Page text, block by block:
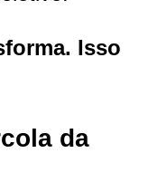
Isso
da